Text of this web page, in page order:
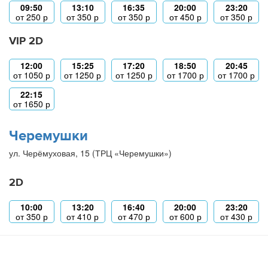
09:50
от250 р
13:10
от350 р
16:35
от350 р
20:00
от450 р
23:20
от350 р
VIP 2D
12:00
от 1050 р
15:25
от 1250 р
17:20
от 1250 р
18:50
от 1700 р
20:45
от 1700 р
22:15
от 1650 р
Черемушки
ул. Черёмуховая, 15 (ТРЦ «Черемушки»)
2D
10:00
от350 р
13:20
от410 р
16:40
от470 р
20:00
от600 р
23:20
от430 р